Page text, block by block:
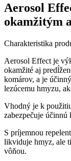
Aerosol
okamžitým
Charakteristika
Aerosol Effect je
okamžité aj
komárov, a je
lezúcemu hmyzu,
Vhodný je k
zabezpečuje
S príjemnou
likviduje hmyz, ale
vôňou.